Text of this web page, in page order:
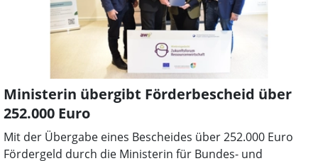
Ministerin übergibt Förderbescheid über
252.000 Euro
Mit der Übergabe eines Bescheides über 252.000 Euro
Fördergeld durch die Ministerin für Bundes- und